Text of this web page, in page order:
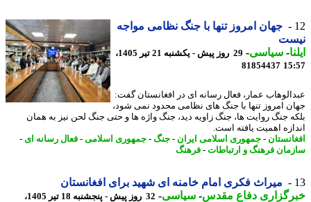
جهان امروز تنها با جنگ نظامی مواجه
-سیاسی-
29 روز پیش - یکشنبه 21 تیر 1405،
81854437
عمار، فعال رسانه ای در افغانستان گفت:
امروز تنها با جنگ های نظامی محدود نمی شود،
جنگ روایت ها، جنگ زاویه دید، جنگ واژه ها و حتی جنگ لحن نیز به همان
اهمیت یافته است.
-جمهوری اسلامی ایران - جنگ -جمهوری اسلامی-فعال رسانه ای-
فرهنگ و ارتباطات-فرهنگ
میراث فکری امام خامنه ای شهید برای افغانستان
دفاع مقدس-سیاسی-
32 روز پیش - پنجشنبه 18 تیر 1405،